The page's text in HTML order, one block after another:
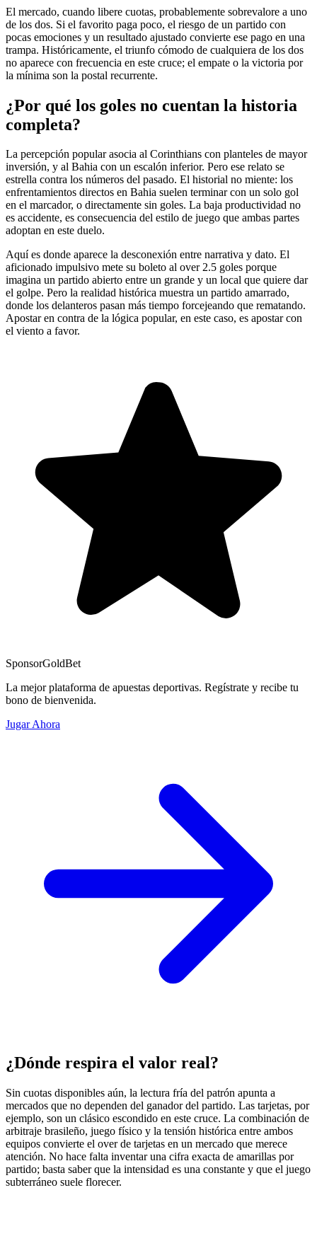
El mercado, cuando libere cuotas, probablemente sobrevalore a uno
de los dos. Si el favorito paga poco, el riesgo de un partido con
pocas emociones y un resultado ajustado convierte ese pago en una
trampa. Históricamente, el triunfo cómodo de cualquiera de los dos
no aparece con frecuencia en este cruce; el empate o la victoria por
la mínima son la postal recurrente.
¿Por qué los goles no cuentan la historia
completa?
La percepción popular asocia al Corinthians con planteles de mayor
inversión, y al Bahia con un escalón inferior. Pero ese relato se
estrella contra los números del pasado. El historial no miente: los
enfrentamientos directos en Bahia suelen terminar con un solo gol
en el marcador, o directamente sin goles. La baja productividad no
es accidente, es consecuencia del estilo de juego que ambas partes
adoptan en este duelo.
Aquí es donde aparece la desconexión entre narrativa y dato. El
aficionado impulsivo mete su boleto al over 2.5 goles porque
imagina un partido abierto entre un grande y un local que quiere dar
el golpe. Pero la realidad histórica muestra un partido amarrado,
donde los delanteros pasan más tiempo forcejeando que rematando.
Apostar en contra de la lógica popular, en este caso, es apostar con
el viento a favor.
SponsorGoldBet
La mejor plataforma de apuestas deportivas. Regístrate y recibe tu
bono de bienvenida.
Jugar Ahora
¿Dónde respira el valor real?
Sin cuotas disponibles aún, la lectura fría del patrón apunta a
mercados que no dependen del ganador del partido. Las tarjetas, por
ejemplo, son un clásico escondido en este cruce. La combinación de
arbitraje brasileño, juego físico y la tensión histórica entre ambos
equipos convierte el over de tarjetas en un mercado que merece
atención. No hace falta inventar una cifra exacta de amarillas por
partido; basta saber que la intensidad es una constante y que el juego
subterráneo suele florecer.